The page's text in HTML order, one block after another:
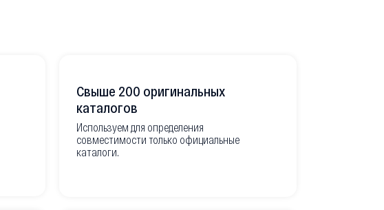
Свыше 200 оригинальных
каталогов
Используем для определения
совместимости только официальные
каталоги.